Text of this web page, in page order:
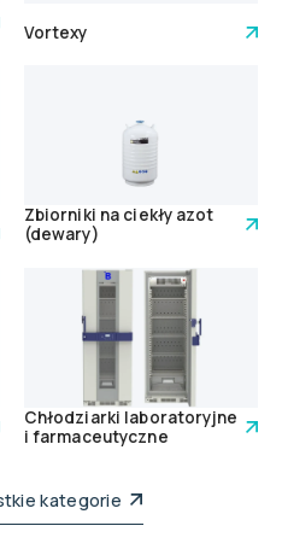
Vortexy
Zbiorniki na ciekły azot
(dewary)
Chłodziarki laboratoryjne
i farmaceutyczne
kategorie